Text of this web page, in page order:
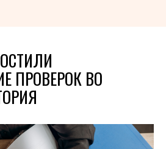
ПРОВЕРОК ВО